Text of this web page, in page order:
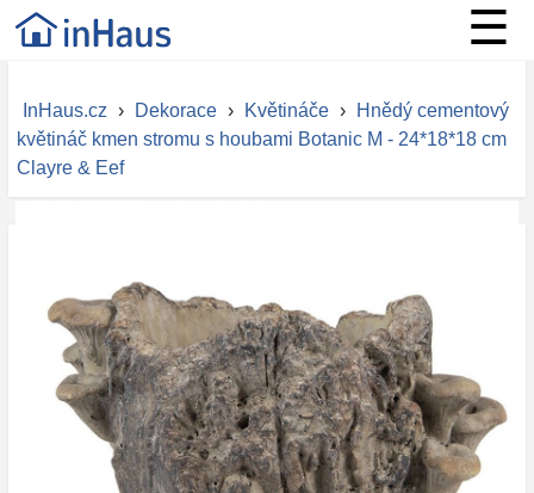
☰
InHaus.cz › Dekorace › Květináče ›
Hnědý cementový
květináč kmen stromu s houbami Botanic M - 24*18*18 cm
Clayre & Eef